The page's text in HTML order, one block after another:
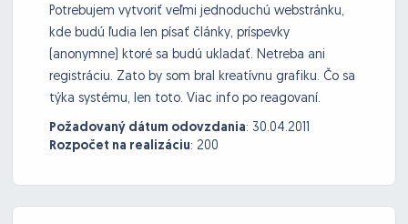
Potrebujem vytvoriť veľmi jednoduchú webstránku,
kde budú ľudia len písať články, príspevky
(anonymne) ktoré sa budú ukladať. Netreba ani
registráciu. Zato by som bral kreatívnu grafiku. Čo sa
týka systému, len toto. Viac info po reagovaní.
Požadovaný dátum odovzdania: 30.04.2011
Rozpočet na realizáciu: 200